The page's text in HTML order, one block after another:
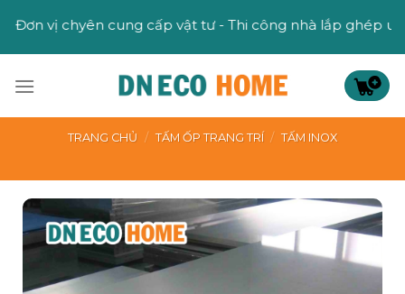
content
cung cấp vật tư - Thi công nhà lắp ghép uy tín
TRANG CHỦ / TẤM ỐP TRANG TRÍ / TẤM INOX